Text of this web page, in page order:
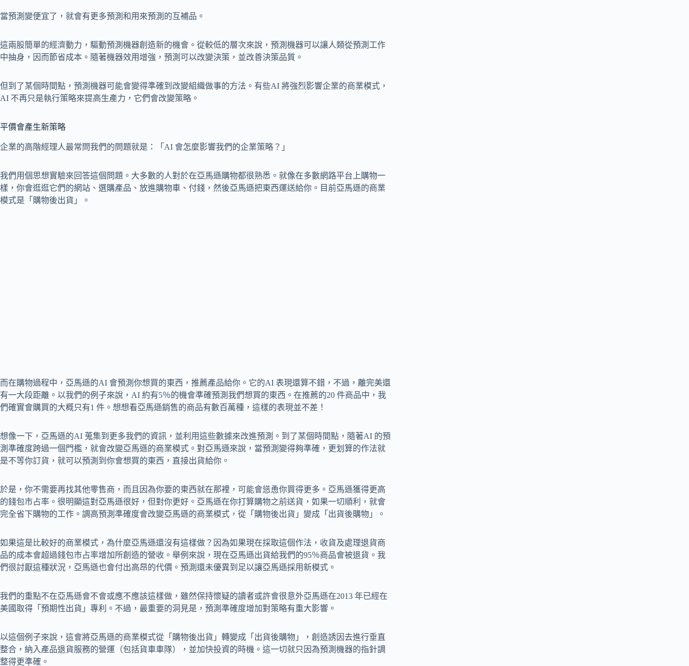
當預測變便宜了，就會有更多預測和用來預測的互補品。
這兩股簡單的經濟動力，驅動預測機器創造新的機會。從較低的層次來說，預測機器可以讓人類從預測工作
中抽身，因而節省成本。隨著機器效用增強，預測可以改變決策，並改善決策品質。
但到了某個時間點，預測機器可能會變得準確到改變組織做事的方法。有些AI 將強烈影響企業的商業模式，
AI 不再只是執行策略來提高生產力，它們會改變策略。
平價會產生新策略
企業的高階經理人最常問我們的問題就是：「AI 會怎麼影響我們的企業策略？」
我們用個思想實驗來回答這個問題。大多數的人對於在亞馬遜購物都很熟悉。就像在多數網路平台上購物一
樣，你會逛逛它們的網站、選購產品、放進購物車、付錢，然後亞馬遜把東西運送給你。目前亞馬遜的商業
模式是「購物後出貨」。
而在購物過程中，亞馬遜的AI 會預測你想買的東西，推薦產品給你。它的AI 表現還算不錯，不過，離完美還
有一大段距離。以我們的例子來說，AI 約有5％的機會準確預測我們想買的東西。在推薦的20 件商品中，我
們確實會購買的大概只有1 件。想想看亞馬遜銷售的商品有數百萬種，這樣的表現並不差！
想像一下，亞馬遜的AI 蒐集到更多我們的資訊，並利用這些數據來改進預測。到了某個時間點，隨著AI 的預
測準確度跨過一個門檻，就會改變亞馬遜的商業模式。對亞馬遜來說，當預測變得夠準確，更划算的作法就
是不等你訂貨，就可以預測到你會想買的東西，直接出貨給你。
於是，你不需要再找其他零售商，而且因為你要的東西就在那裡，可能會慫恿你買得更多。亞馬遜獲得更高
的錢包市占率。很明顯這對亞馬遜很好，但對你更好。亞馬遜在你打算購物之前送貨，如果一切順利，就會
完全省下購物的工作。調高預測準確度會改變亞馬遜的商業模式，從「購物後出貨」變成「出貨後購物」。
如果這是比較好的商業模式，為什麼亞馬遜還沒有這樣做？因為如果現在採取這個作法，收貨及處理退貨商
品的成本會超過錢包市占率增加所創造的營收。舉例來說，現在亞馬遜出貨給我們的95％商品會被退貨。我
們很討厭這種狀況，亞馬遜也會付出高昂的代價。預測還未優異到足以讓亞馬遜採用新模式。
我們的重點不在亞馬遜會不會或應不應該這樣做，雖然保持懷疑的讀者或許會很意外亞馬遜在2013 年已經在
美國取得「預期性出貨」專利。不過，最重要的洞見是，預測準確度增加對策略有重大影響。
以這個例子來說，這會將亞馬遜的商業模式從「購物後出貨」轉變成「出貨後購物」，創造誘因去進行垂直
整合，納入產品退貨服務的營運（包括貨車車隊），並加快投資的時機。這一切就只因為預測機器的指針調
整得更準確。